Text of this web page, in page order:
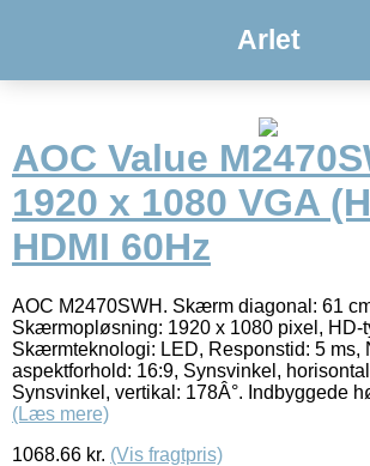
Arlet
AOC Value
1920 x 1080 VGA
HDMI 60Hz
AOC M2470SWH. Skærm diagonal: 61
Skærmopløsning: 1920 x 1080 pixel, HD-
Skærmteknologi: LED, Responstid: 5 ms,
aspektforhold: 16:9, Synsvinkel,
Synsvinkel, vertikal: 178Â°. Indbyggede
(Læs mere)
1068.66 kr. (Vis fragtpris)